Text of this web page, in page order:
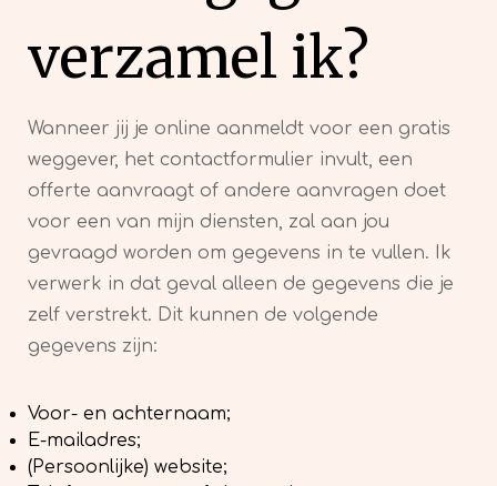
verzamel ik?
Wanneer jij je online aanmeldt voor een gratis
weggever, het contactformulier invult, een
offerte aanvraagt of andere aanvragen doet
voor een van mijn diensten, zal aan jou
gevraagd worden om gegevens in te vullen. Ik
verwerk in dat geval alleen de gegevens die je
zelf verstrekt. Dit kunnen de volgende
gegevens zijn:
Voor- en achternaam;
E-mailadres;
(Persoonlijke) website;